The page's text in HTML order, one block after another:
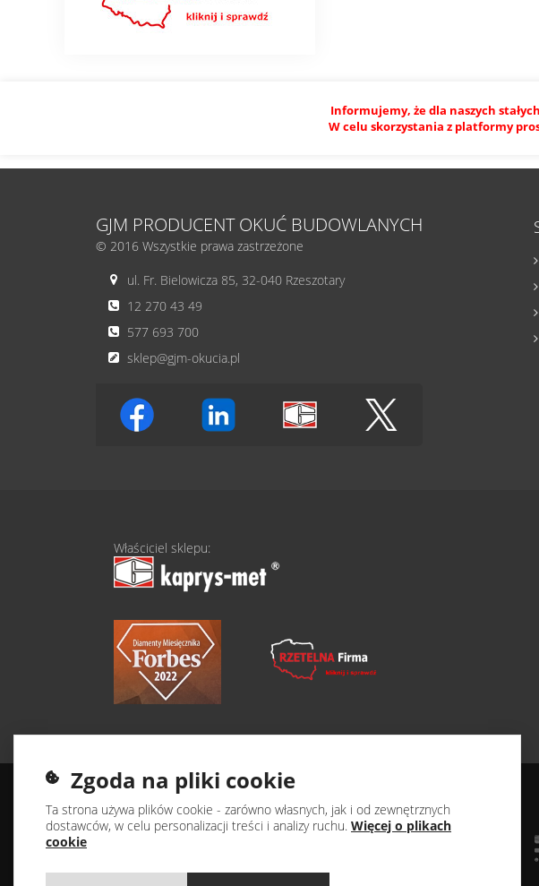
Informujemy, że dla naszych
W celu skorzystania z platformy
GJM PRODUCENT OKUĆ BUDOWLANYCH
© 2016 Wszystkie prawa zastrzeżone
ul. Fr. Bielowicza 85, 32-040 Rzeszotary
12 270 43 49
577 693 700
sklep@gjm-okucia.pl
Właściciel sklepu:
Zgoda na pliki cookie
Ta strona używa plików cookie - zarówno własnych, jak i od zewnętrznych
dostawców, w celu personalizacji treści i analizy ruchu. Więcej o plikach
cookie